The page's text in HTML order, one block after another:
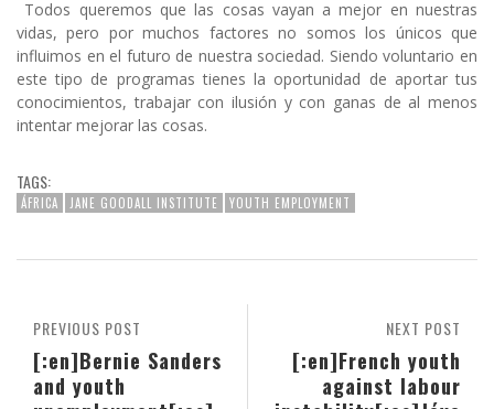
Todos queremos que las cosas vayan a mejor en nuestras
vidas, pero por muchos factores no somos los únicos que
influimos en el futuro de nuestra sociedad. Siendo voluntario en
este tipo de programas tienes la oportunidad de aportar tus
conocimientos, trabajar con ilusión y con ganas de al menos
intentar mejorar las cosas.
TAGS:
ÁFRICA JANE GOODALL INSTITUTE YOUTH EMPLOYMENT
NEXT POST
[:en]French youth
against labour
PREVIOUS POST
[:en]Bernie Sanders
and youth